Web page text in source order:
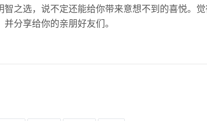
智之选，说不定还能给你带来意想不到的喜悦。
并分享给你的亲朋好友们。